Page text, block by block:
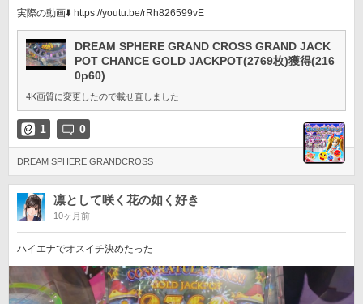
実際の動画⬇️ https://youtu.be/rRh826599vE
DREAM SPHERE GRAND CROSS GRAND JACK
POT CHANCE GOLD JACKPOT(2769枚)獲得(216
0p60)
4K画質に変更したので載せ直しました
1 0
DREAM SPHERE GRANDCROSS
凛として咲く花の如く好き
10ヶ月前
ハイエナでオスイチ決めたった